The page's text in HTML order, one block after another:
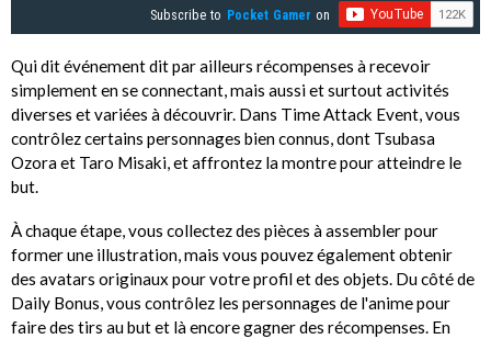
Subscribe to Pocket Gamer on
Qui dit événement dit par ailleurs récompenses à recevoir
simplement en se connectant, mais aussi et surtout activités
diverses et variées à découvrir. Dans Time Attack Event, vous
contrôlez certains personnages bien connus, dont Tsubasa
Ozora et Taro Misaki, et affrontez la montre pour atteindre le
but.
À chaque étape, vous collectez des pièces à assembler pour
former une illustration, mais vous pouvez également obtenir
des avatars originaux pour votre profil et des objets. Du côté de
Daily Bonus, vous contrôlez les personnages de l'anime pour
faire des tirs au but et là encore gagner des récompenses. En